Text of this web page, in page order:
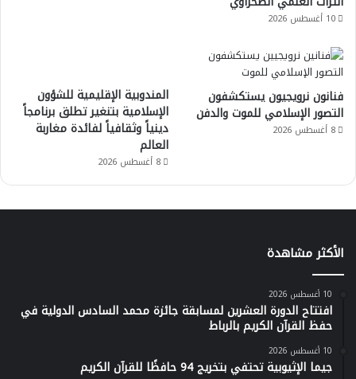
10 أغسطس 2026
فنانون نرويجيون يستكشفون
التصور الإسلامي للموت والدفن
8 أغسطس 2026
المندوبية الإقليمية للشؤون
الإسلامية بتنغير تطلق برنامجاً
دينياً وثقافياً لفائدة مغاربة
العالم
8 أغسطس 2026
الأكثر مشاهدة
10 أغسطس 2026
افتتاح الدورة العشرين لمسابقة جائزة محمد السادس الدولية في
حفظ القرآن الكريم بالرباط
10 أغسطس 2026
جيما الإثيوبية تحتفي بتخريج 94 حافظًا للقرآن الكريم